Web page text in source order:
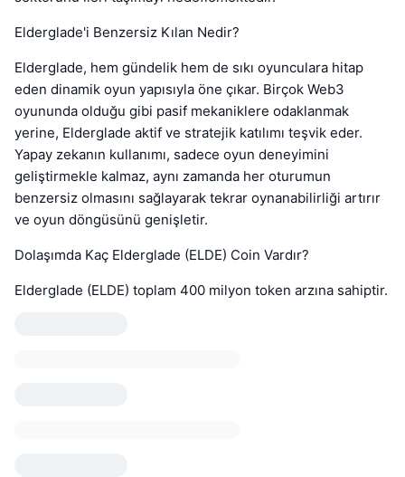
Elderglade'i Benzersiz Kılan Nedir?
Elderglade, hem gündelik hem de sıkı oyunculara hitap
eden dinamik oyun yapısıyla öne çıkar. Birçok Web3
oyununda olduğu gibi pasif mekaniklere odaklanmak
yerine, Elderglade aktif ve stratejik katılımı teşvik eder.
Yapay zekanın kullanımı, sadece oyun deneyimini
geliştirmekle kalmaz, aynı zamanda her oturumun
benzersiz olmasını sağlayarak tekrar oynanabilirliği artırır
ve oyun döngüsünü genişletir.
Dolaşımda Kaç Elderglade (ELDE) Coin Vardır?
Elderglade (ELDE) toplam 400 milyon token arzına sahiptir.